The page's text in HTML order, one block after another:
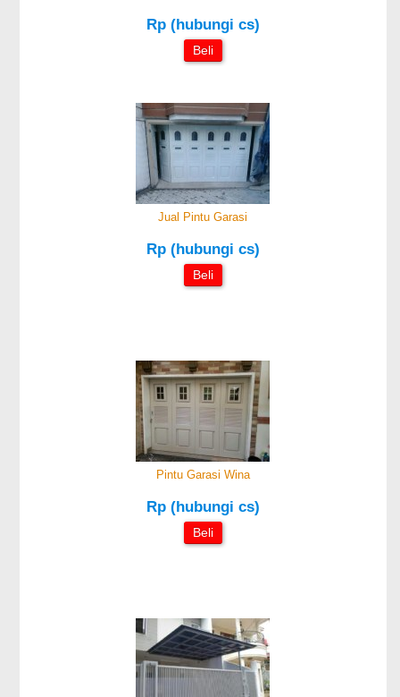
Rp (hubungi cs)
Beli
Jual Pintu Garasi
Rp (hubungi cs)
Beli
Pintu Garasi Wina
Rp (hubungi cs)
Beli